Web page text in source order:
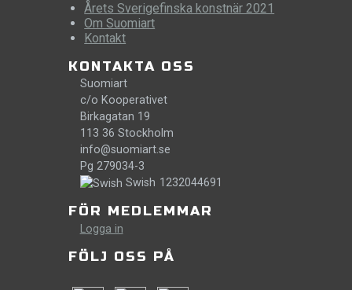
Årets Sverigefinska konstnär 2021
Om Suomiart
Kontakt
KONTAKTA OSS
Suomiart
c/o Kooperativet
Birkagatan 19
113 36 Stockholm
info@suomiart.se
Pg 279034-3
Swish 1232044691
FÖR MEDLEMMAR
Logga in
FÖLJ OSS PÅ